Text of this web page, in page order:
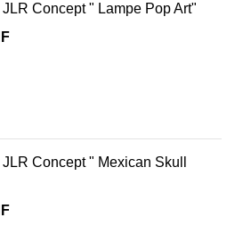
était :
est :
JLR Concept " Lampe Pop Art"
Concept " Mexican Skull